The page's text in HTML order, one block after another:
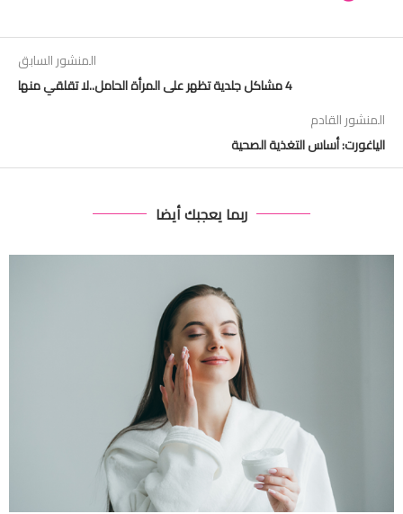
المنشور السابق
4 مشاكل جلدية تظهر على المرأة الحامل..لا تقلقي منها
المنشور القادم
الياغورت: أساس التغذية الصحية
ربما يعجبك أيضا